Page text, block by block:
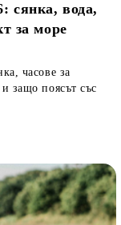
сянка, вода,
за море
часове за
защо поясът със